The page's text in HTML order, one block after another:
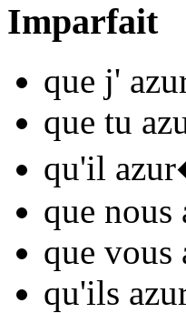
Imparfait
que j'
que tu
qu'il azur
que nous
que vous
qu'ils